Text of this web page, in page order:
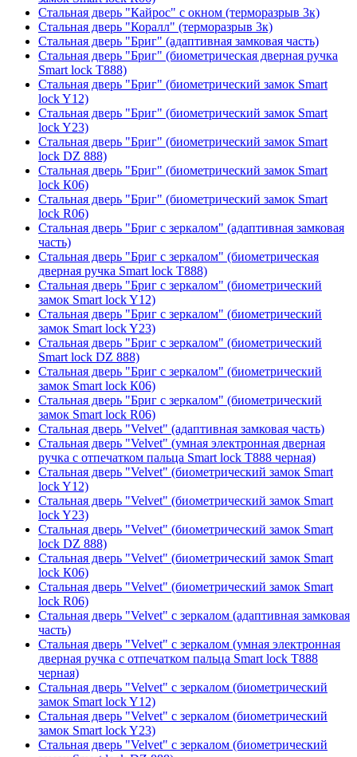
Стальная дверь "Кайрос" с окном (терморазрыв 3к)
Стальная дверь "Коралл" (терморазрыв 3к)
Стальная дверь "Бриг" (адаптивная замковая часть)
Стальная дверь "Бриг" (биометрическая дверная ручка
Smart lock T888)
Стальная дверь "Бриг" (биометрический замок Smart
lock Y12)
Стальная дверь "Бриг" (биометрический замок Smart
lock Y23)
Стальная дверь "Бриг" (биометрический замок Smart
lock DZ 888)
Стальная дверь "Бриг" (биометрический замок Smart
lock К06)
Стальная дверь "Бриг" (биометрический замок Smart
lock R06)
Стальная дверь "Бриг с зеркалом" (адаптивная замковая
часть)
Стальная дверь "Бриг с зеркалом" (биометрическая
дверная ручка Smart lock T888)
Стальная дверь "Бриг с зеркалом" (биометрический
замок Smart lock Y12)
Стальная дверь "Бриг с зеркалом" (биометрический
замок Smart lock Y23)
Стальная дверь "Бриг с зеркалом" (биометрический
Smart lock DZ 888)
Стальная дверь "Бриг с зеркалом" (биометрический
замок Smart lock К06)
Стальная дверь "Бриг с зеркалом" (биометрический
замок Smart lock R06)
Стальная дверь "Velvet" (адаптивная замковая часть)
Стальная дверь "Velvet" (умная электронная дверная
ручка с отпечатком пальца Smart lock T888 черная)
Стальная дверь "Velvet" (биометрический замок Smart
lock Y12)
Стальная дверь "Velvet" (биометрический замок Smart
lock Y23)
Стальная дверь "Velvet" (биометрический замок Smart
lock DZ 888)
Стальная дверь "Velvet" (биометрический замок Smart
lock К06)
Стальная дверь "Velvet" (биометрический замок Smart
lock R06)
Стальная дверь "Velvet" с зеркалом (адаптивная замковая
часть)
Стальная дверь "Velvet" с зеркалом (умная электронная
дверная ручка с отпечатком пальца Smart lock T888
черная)
Стальная дверь "Velvet" с зеркалом (биометрический
замок Smart lock Y12)
Стальная дверь "Velvet" с зеркалом (биометрический
замок Smart lock Y23)
Стальная дверь "Velvet" с зеркалом (биометрический